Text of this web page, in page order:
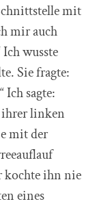
mit
mir auch
wusste
Sie fragte:
Ich sagte:
ihrer linken
mit der
kochte ihn nie
eines